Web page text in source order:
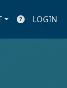
LOGIN